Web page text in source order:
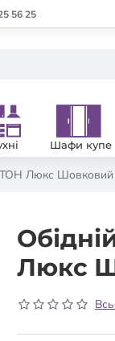
56 25
Шафи купе
Люкс Шовковий
Люкс